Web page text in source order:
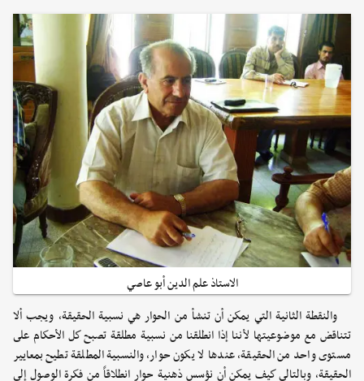
الاستاذ علم الدين أبو عاصي
والنقطة الثانية التي يمكن أن تنشأ من الحوار هي نسبية الحقيقة، ويجب ألا
تتناقض مع موضوعيتها لأننا إذا انطلقنا من نسبية مطلقة تصبح كل الأحكام على
مستوى واحد من الحقيقة، عندها لا يكون حوار، والنسبية المطلقة تطيح بمعايير
الحقيقة، وبالتالي كيف يمكن أن نؤسس ذهنية حوار انطلاقاً من فكرة الوصول إلى